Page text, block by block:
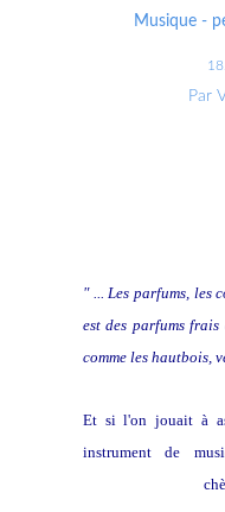
Musique -
Par
" ... Les parfums, les
est des parfums frais
comme les hautbois,
Et si l'on jouait à
instrument de